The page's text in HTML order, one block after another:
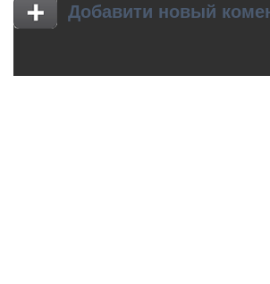
Добавити новый